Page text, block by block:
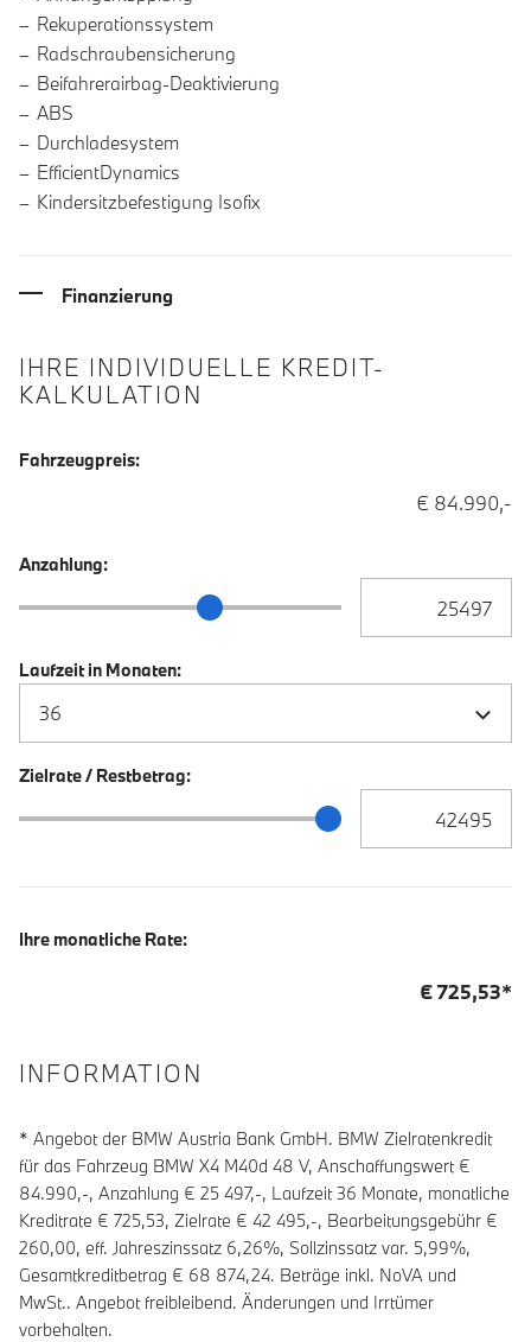
Rekuperationssystem
Radschraubensicherung
Beifahrerairbag-Deaktivierung
ABS
Durchladesystem
EfficientDynamics
Kindersitzbefestigung Isofix
Finanzierung
IHRE INDIVIDUELLE KREDIT-
KALKULATION
Fahrzeugpreis:
€ 84.990,-
Anzahlung:
Anzahlung Schieberegler
Laufzeit in Monaten:
Zielrate / Restbetrag:
Zielrate / Restbetrag Schieberegler
Ihre monatliche Rate:
€725,53*
INFORMATION
* Angebot der BMW Austria Bank GmbH. BMW Zielratenkredit
für das Fahrzeug BMW X4 M40d 48 V, Anschaffungswert €
84.990,-, Anzahlung € 25 497,-, Laufzeit36 Monate, monatliche
Kreditrate € 725,53, Zielrate € 42 495,-, Bearbeitungsgebühr €
260,00, eff. Jahreszinssatz 6,26%, Sollzinssatz var. 5,99%,
Gesamtkreditbetrag € 68 874,24. Beträge inkl. NoVA und
MwSt.. Angebot freibleibend. Änderungen und Irrtümer
vorbehalten.